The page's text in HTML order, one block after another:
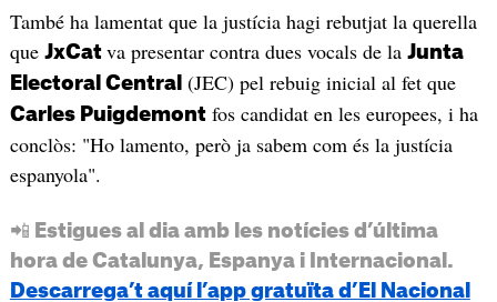
També ha lamentat que la justícia hagi rebutjat la querella
que JxCat va presentar contra dues vocals de la Junta
Electoral Central (JEC) pel rebuig inicial al fet que
Carles Puigdemontfos candidat en les europees, i ha
conclòs: "Ho lamento, però ja sabem com és la justícia
espanyola".
📲 Estigues al dia amb les notícies d’última
hora de Catalunya, Espanya i Internacional.
Descarrega’t aquí l’app gratuïta d’El Nacional